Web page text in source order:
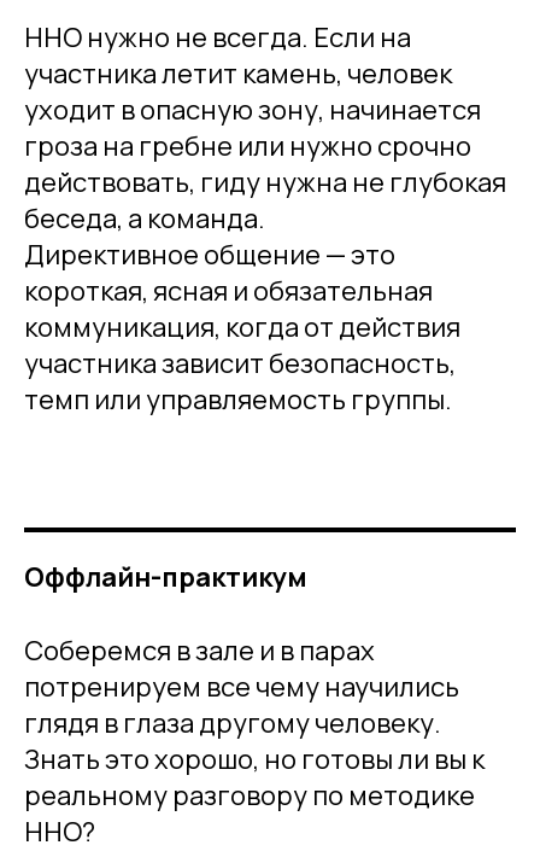
ННО нужно не всегда. Если на
участника летит камень, человек
уходит в опасную зону, начинается
гроза на гребне или нужно срочно
действовать, гиду нужна не глубокая
беседа, а команда.
Директивное общение — это
короткая, ясная и обязательная
коммуникация, когда от действия
участника зависит безопасность,
темп или управляемость группы.
Оффлайн-практикум
Соберемся в зале и в парах
потренируем все чему научились
глядя в глаза другому человеку.
Знать это хорошо, но готовы ли вы к
реальному разговору по методике
ННО?